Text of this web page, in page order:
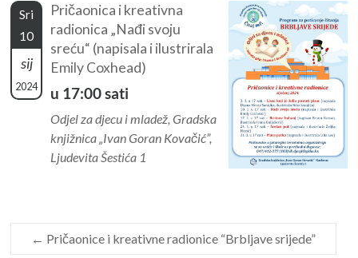
Sri
10
sij
2024
Pričaonica i kreativna
radionica „Nađi svoju
sreću“ (napisala i ilustrirala
Emily Coxhead)
u 17:00 sati
Odjel za djecu i mladež, Gradska
knjižnica „Ivan Goran Kovačić”,
Ljudevita Šestića 1
← Pričaonice i kreativne radionice “Brbljave srijede”